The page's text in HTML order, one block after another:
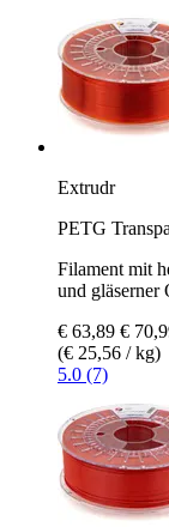
Extrudr
PETG
Filament mit
und gläserner
€ 63,89 €
(€ 25,56 / kg)
5.0 (7)